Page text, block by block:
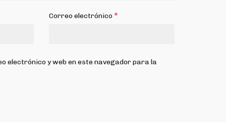
Correo electrónico*
electrónico y web en este navegador para la